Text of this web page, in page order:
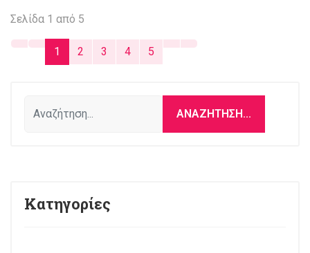
Σελίδα 1 από 5
1 2 3 4 5
ΑΝΑΖΉΤΗΣΗ...
Κατηγορίες